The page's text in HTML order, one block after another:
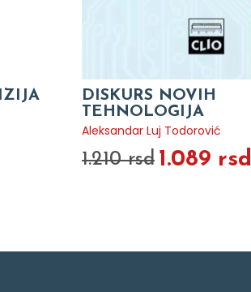
DISKURS NOVIH
TEHNOLOGIJA
Aleksandar Luj Todorović
1.210 rsd 1.089 rsd